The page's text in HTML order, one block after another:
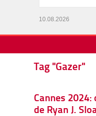
10.08.2026
Tag "Gazer"
Cannes 2024:
de Ryan J.